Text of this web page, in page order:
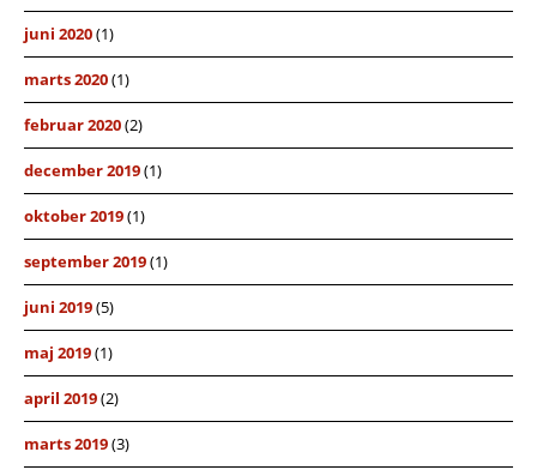
juni 2020(1)
marts 2020(1)
februar 2020(2)
december 2019(1)
oktober 2019(1)
september 2019(1)
juni 2019(5)
maj 2019(1)
april 2019(2)
marts 2019(3)